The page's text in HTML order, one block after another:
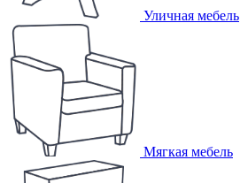
Уличная мебель
Мягкая мебель